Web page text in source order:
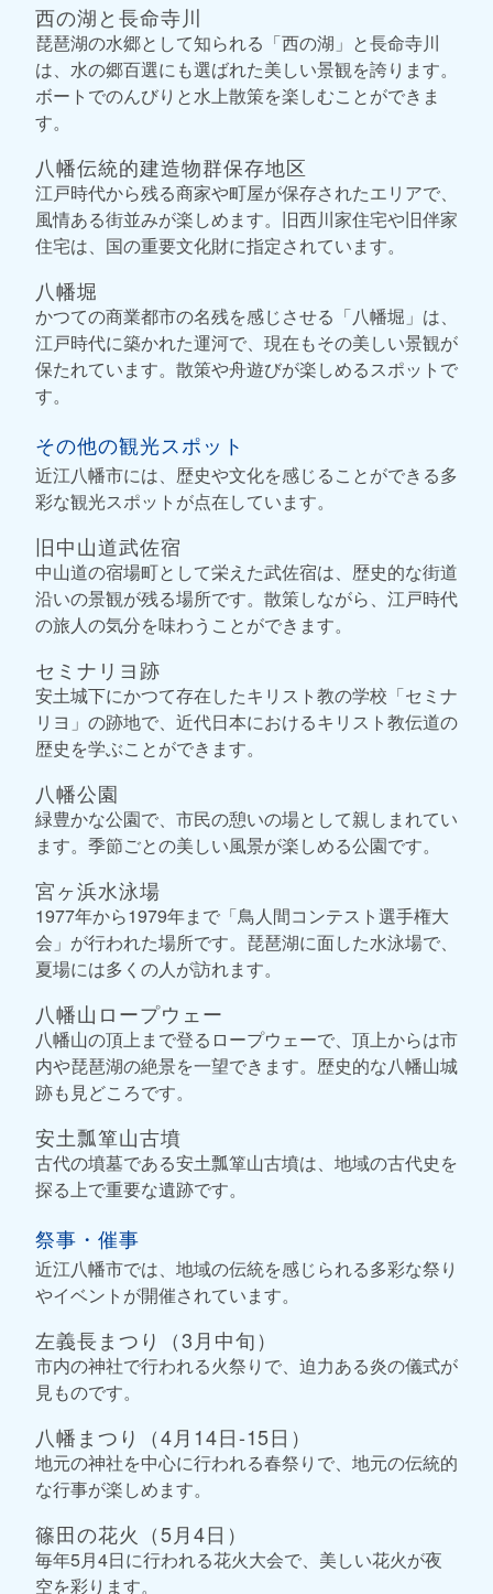
西の湖と長命寺川
琵琶湖の水郷として知られる「西の湖」と長命寺川
は、水の郷百選にも選ばれた美しい景観を誇ります。
ボートでのんびりと水上散策を楽しむことができま
す。
八幡伝統的建造物群保存地区
江戸時代から残る商家や町屋が保存されたエリアで、
風情ある街並みが楽しめます。旧西川家住宅や旧伴家
住宅は、国の重要文化財に指定されています。
八幡堀
かつての商業都市の名残を感じさせる「八幡堀」は、
江戸時代に築かれた運河で、現在もその美しい景観が
保たれています。散策や舟遊びが楽しめるスポットで
す。
その他の観光スポット
近江八幡市には、歴史や文化を感じることができる多
彩な観光スポットが点在しています。
旧中山道武佐宿
中山道の宿場町として栄えた武佐宿は、歴史的な街道
沿いの景観が残る場所です。散策しながら、江戸時代
の旅人の気分を味わうことができます。
セミナリヨ跡
安土城下にかつて存在したキリスト教の学校「セミナ
リヨ」の跡地で、近代日本におけるキリスト教伝道の
歴史を学ぶことができます。
八幡公園
緑豊かな公園で、市民の憩いの場として親しまれてい
ます。季節ごとの美しい風景が楽しめる公園です。
宮ヶ浜水泳場
1977年から1979年まで「鳥人間コンテスト選手権大
会」が行われた場所です。琵琶湖に面した水泳場で、
夏場には多くの人が訪れます。
八幡山ロープウェー
八幡山の頂上まで登るロープウェーで、頂上からは市
内や琵琶湖の絶景を一望できます。歴史的な八幡山城
跡も見どころです。
安土瓢箪山古墳
古代の墳墓である安土瓢箪山古墳は、地域の古代史を
探る上で重要な遺跡です。
祭事・催事
近江八幡市では、地域の伝統を感じられる多彩な祭り
やイベントが開催されています。
左義長まつり（3月中旬）
市内の神社で行われる火祭りで、迫力ある炎の儀式が
見ものです。
八幡まつり（4月14日-15日）
地元の神社を中心に行われる春祭りで、地元の伝統的
な行事が楽しめます。
篠田の花火（5月4日）
毎年5月4日に行われる花火大会で、美しい花火が夜
空を彩ります。